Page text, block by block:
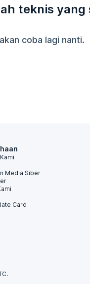
teknis yang
coba lagi nanti.
Media Siber
Card